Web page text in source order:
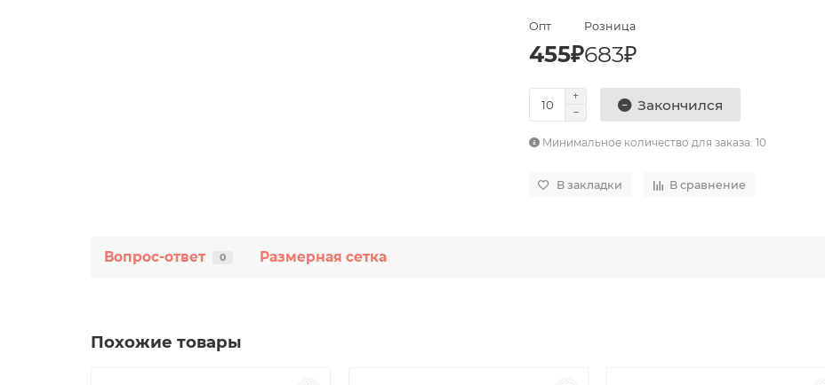
Опт
455₽
Розница
683₽
Закончился
Минимальное количество для заказа: 10
В закладки В сравнение
Вопрос-ответ 0 Размерная сетка
Похожие товары